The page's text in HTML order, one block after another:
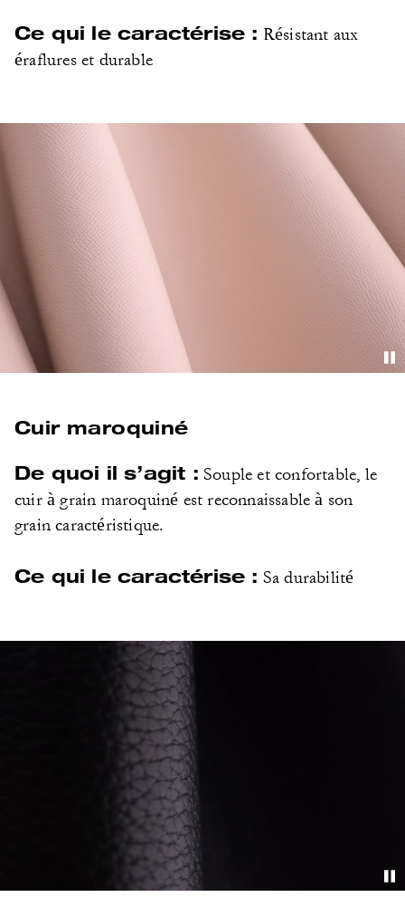
Ce qui le caractérise : Résistant aux
éraflures et durable
Cuir maroquiné
De quoi il s’agit : Souple et confortable, le
cuir à grain maroquiné est reconnaissable à son
grain caractéristique.
Ce qui le caractérise : Sa durabilité